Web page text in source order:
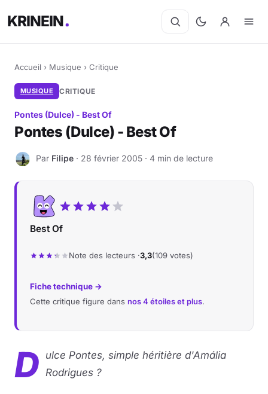
KRINEIN
Accueil › Musique › Critique
MUSIQUE CRITIQUE
Pontes (Dulce) - Best Of
Pontes (Dulce) - Best Of
F Par Filipe · 28 février 2005 · 4 min de lecture
Best Of
Note des lecteurs ·3,3(109 votes)
Fiche technique →
Cette critique figure dans nos 4 étoiles et plus.
D ulce Pontes, simple héritière d'Amália
Rodrigues ?